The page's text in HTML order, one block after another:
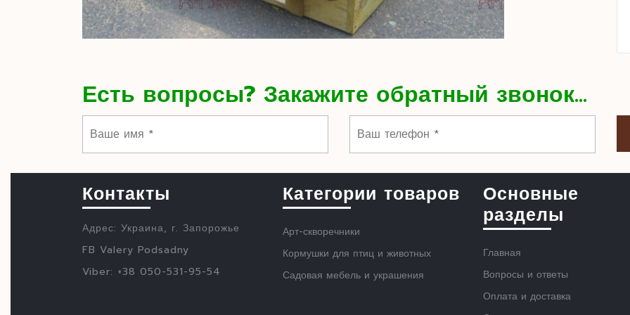
Есть вопросы? Закажите обратный звонок...
Контакты
Адрес: Украина, г. Запорожье
FB Valery Podsadny
Viber: +38 050-531-95-54
Категории товаров
Арт-скворечники
Кормушки для птиц и животных
Садовая мебель и украшения
Основные
разделы
Главная
Вопросы и ответы
Оплата и доставка